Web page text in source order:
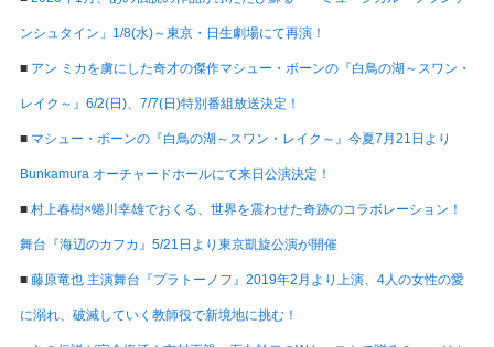
ンシュタイン」1/8(水)～東京・日生劇場にて再演！
■ アン ミカを虜にした奇才の傑作マシュー・ボーンの『白鳥の湖～スワン・
レイク～』6/2(日)、7/7(日)特別番組放送決定！
■ マシュー・ボーンの『白鳥の湖～スワン・レイク～』今夏7月21日より
Bunkamura オーチャードホールにて来日公演決定！
■ 村上春樹×蜷川幸雄でおくる、世界を震わせた奇跡のコラボレーション！
舞台『海辺のカフカ』5/21日より東京凱旋公演が開催
■ 藤原竜也 主演舞台『プラトーノフ』2019年2月より上演、4人の女性の愛
に溺れ、破滅していく教師役で新境地に挑む！